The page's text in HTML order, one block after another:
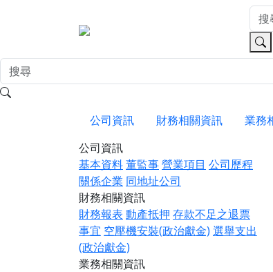
公司資訊 財務相關資訊 業務
公司資訊
基本資料董監事營業項目 公司歷程
關係企業 同地址公司
財務相關資訊
財務報表 動產抵押 存款不足之退票
事宜 空壓機安裝(政治獻金)選舉支出
(政治獻金)
業務相關資訊